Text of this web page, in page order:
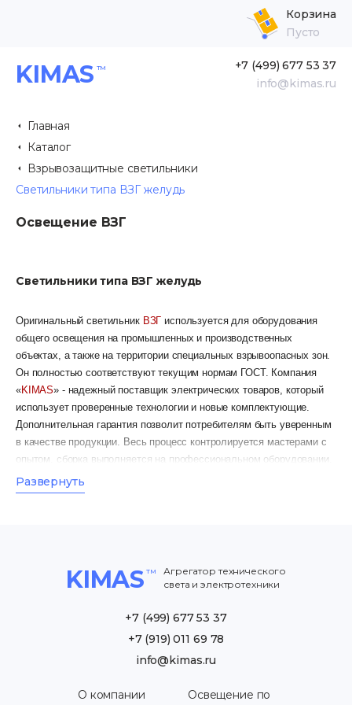
KIMAS
+7 (499) 677 53 37
info@kimas.ru
Корзина
Пусто
Главная
Каталог
Взрывозащитные светильники
Светильники типа ВЗГ желудь
Освещение ВЗГ
Светильники типа ВЗГ желудь
Оригинальный светильник ВЗГ используется для оборудования
общего освещения на промышленных и производственных
объектах, а также на территории специальных взрывоопасных зон.
Он полностью соответствуют текущим нормам ГОСТ. Компания
«KIMAS» - надежный поставщик электрических товаров, который
использует проверенные технологии и новые комплектующие.
Дополнительная гарантия позволит потребителям быть уверенным
в качестве продукции. Весь процесс контролируется мастерами с
опытом, сборка выполняется на профессиональном оборудовании,
которое гарантирует отсутствие брака.
устойчивого материала, который помогает использовать
светильники для дальнейшей стационарной установки. Для
для установки на территории взрывоопасных
Взрывозащищенные светильники
Развернуть
KIMAS
Агрегатор технического
света и электротехники
О компании
Освещение по
+7 (499) 677 53 37
+7 (919) 011 69 78
info@kimas.ru